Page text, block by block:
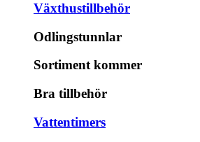
Växthustillbehör
Odlingstunnlar
Sortiment kommer
Bra tillbehör
Vattentimers